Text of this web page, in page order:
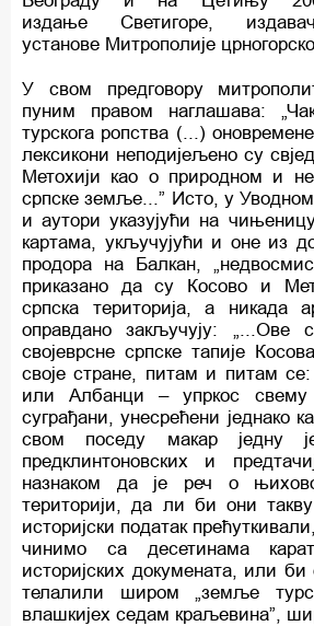
издање Светигоре,
установе Митрополије
У свом предговору
пуним правом наглашава:
турскога ропства (...)
лексикони неподијељено су
Метохији као о природном и
српске земље...” Исто, у Уводном
и аутори указујући на
картама, укључујући и оне из
продора на Балкан,
приказано да су Косово и
српска територија, а никада
оправдано закључују: „...Ове
својеврсне српске тапије
своје стране, питам и питам
или Албанци – упркос
суграђани, унесрећени једнако
свом поседу макар једну
предклинтоновских и
назнаком да је реч о
територији, да ли би они
историјски податак
чинимо са десетинама
историјских докумената, или
телалили широм „земље
влашкијех седам краљевина”,